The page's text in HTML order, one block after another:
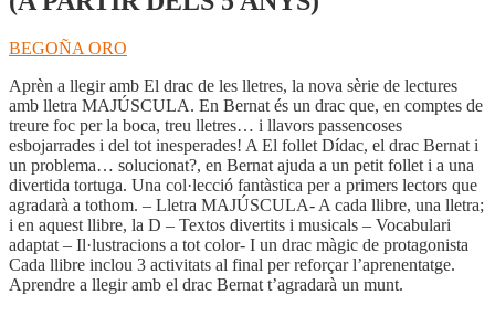
BEGOÑA ORO
Aprèn a llegir amb El drac de les lletres, la nova sèrie de lectures
amb lletra MAJÚSCULA. En Bernat és un drac que, en comptes de
treure foc per la boca, treu lletres… i llavors passencoses
esbojarrades i del tot inesperades! A El follet Dídac, el drac Bernat i
un problema… solucionat?, en Bernat ajuda a un petit follet i a una
divertida tortuga. Una col·lecció fantàstica per a primers lectors que
agradarà a tothom. – Lletra MAJÚSCULA- A cada llibre, una lletra;
i en aquest llibre, la D – Textos divertits i musicals – Vocabulari
adaptat – Il·lustracions a tot color- I un drac màgic de protagonista
Cada llibre inclou 3 activitats al final per reforçar l’aprenentatge.
Aprendre a llegir amb el drac Bernat t’agradarà un munt.